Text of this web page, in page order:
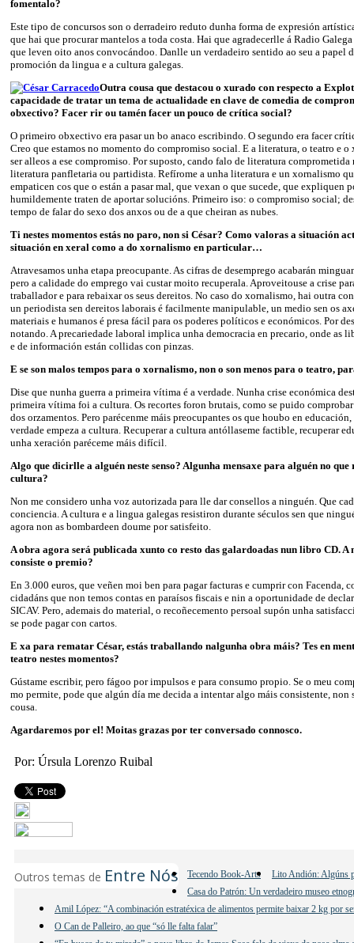
fomentalo?
Este tipo de concursos son o derradeiro reduto dunha forma de expresión
que hai que procurar mantelos a toda costa. Hai que agradecerlle á Radio
que leven oito anos convocándoo. Danlle un verdadeiro sentido ao seu a papel
promoción da lingua e a cultura galegas.
Outra cousa que destacou o xurado con respecto a
capacidade de tratar un tema de actualidade en clave de comedia de
obxectivo? Facer rir ou tamén facer un pouco de crítica social?
O primeiro obxectivo era pasar un bo anaco escribindo. O segundo era facer
Creo que estamos no momento do compromiso social. E a literatura, o teatro e
ser alleos a ese compromiso. Por suposto, cando falo de literatura comprometida
literatura panfletaria ou partidista. Refírome a unha literatura e un xornalismo
empaticen cos que o están a pasar mal, que vexan o que sucede, que expliquen
humildemente traten de aportar solucións. Primeiro iso: o compromiso social;
tempo de falar do sexo dos anxos ou de a que cheiran as nubes.
Ti nestes momentos estás no paro, non si César? Como valoras a situación
situación en xeral como a do xornalismo en particular…
Atravesamos unha etapa preocupante. As cifras de desemprego acabarán
pero a calidade do emprego vai custar moito recuperala. Aproveitouse a crise
traballador e para rebaixar os seus dereitos. No caso do xornalismo, hai outra
un periodista sen dereitos laborais é facilmente manipulable, un medio sen os
materiais e humanos é presa fácil para os poderes políticos e económicos. Por
notando. A precariedade laboral implica unha democracia en precario, onde as
e de información están collidas con pinzas.
E se son malos tempos para o xornalismo, non o son menos para o teatro,
Dise que nunha guerra a primeira vítima é a verdade. Nunha crise económica
primeira vítima foi a cultura. Os recortes foron brutais, como se puido
dos orzamentos. Pero parécenme máis preocupantes os que houbo en
verdade empeza a cultura. Recuperar a cultura antóllaseme factible, recuperar
unha xeración paréceme máis difícil.
Algo que dicirlle a alguén neste senso? Algunha mensaxe para alguén no que
cultura?
Non me considero unha voz autorizada para lle dar consellos a ninguén. Que
conciencia. A cultura e a lingua galegas resistiron durante séculos sen que
agora non as bombardeen doume por satisfeito.
A obra agora será publicada xunto co resto das galardoadas nun libro CD. A
consiste o premio?
En 3.000 euros, que veñen moi ben para pagar facturas e cumprir con Facenda,
cidadáns que non temos contas en paraísos fiscais e nin a oportunidade de
SICAV. Pero, ademais do material, o recoñecemento persoal supón unha
se pode pagar con cartos.
E xa para rematar César, estás traballando nalgunha obra máis? Tes en
teatro nestes momentos?
Gústame escribir, pero fágoo por impulsos e para consumo propio. Se o meu
mo permite, pode que algún día me decida a intentar algo máis consistente, non
cousa.
Agardaremos por el! Moitas grazas por ter conversado connosco.
Por: Úrsula Lorenzo Ruibal
Outros temas de Entre Nós Tecendo Book-Arts
Lito Andión: Algúns
Casa do Patrón: Un verdadeiro museo
Amil López: “A combinación estratéxica de alimentos permite baixar 2 kg por
O Can de Palleiro, ao que “só lle falta falar”